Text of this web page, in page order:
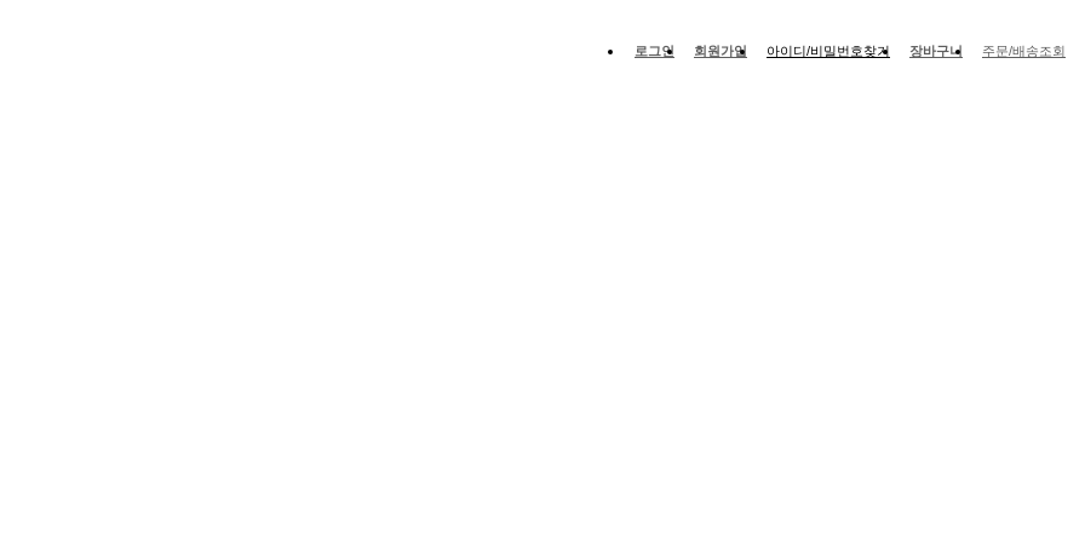
로그인 회원가입 아이디/비밀번호찾기 장바구니 주문/배송조회